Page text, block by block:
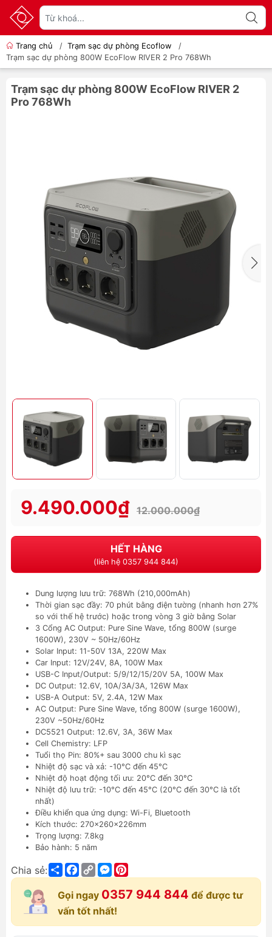
Trang chủ / Trạm sạc dự phòng Ecoflow
/
Trạm sạc dự phòng 800W EcoFlow RIVER 2 Pro 768Wh
Trạm sạc dự phòng 800W EcoFlow RIVER 2
Pro 768Wh
9.490.000₫ 12.000.000₫
HẾT HÀNG
(liên hệ 0357 944 844)
Dung lượng lưu trữ: 768Wh (210,000mAh)
Thời gian sạc đầy: 70 phút bằng điện tường (nhanh hơn 27%
so với thế hệ trước) hoặc trong vòng 3 giờ bằng Solar
3 Cổng AC Output: Pure Sine Wave, tổng 800W (surge
1600W), 230V ~ 50Hz/60Hz
Solar Input: 11-50V 13A, 220W Max
Car Input: 12V/24V, 8A, 100W Max
USB-C Input/Output: 5/9/12/15/20V 5A, 100W Max
DC Output: 12.6V, 10A/3A/3A, 126W Max
USB-A Output: 5V, 2.4A, 12W Max
AC Output: Pure Sine Wave, tổng 800W (surge 1600W),
230V ~50Hz/60Hz
DC5521 Output: 12.6V, 3A, 36W Max
Cell Chemistry: LFP
Tuổi thọ Pin: 80%+ sau 3000 chu kì sạc
Nhiệt độ sạc và xả: -10°C đến 45°C
Nhiệt độ hoạt động tối ưu: 20°C đến 30°C
Nhiệt độ lưu trữ: -10°C đến 45°C (20°C đến 30°C là tốt
nhất)
Điều khiển qua ứng dụng: Wi-Fi, Bluetooth
Kích thước: 270x260x226mm
Trọng lượng: 7.8kg
Bảo hành: 5 năm
Chia sẻ: ShareFacebook
Copy
Link
Messenger
Gọi ngay 0357 944 844 để được tư
vấn tốt nhất!